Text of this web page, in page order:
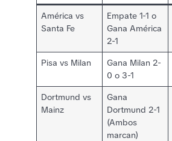
América vs
Santa Fe
Empate 1-1 o
Gana América
2-1
Pisa vs Milan
Gana Milan 2-
0 o 3-1
Dortmund vs
Mainz
Gana
Dortmund 2-1
(Ambos
marcan)